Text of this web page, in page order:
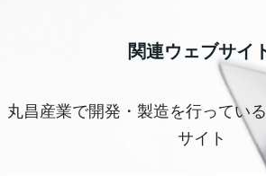
関連ウェブサイ
丸昌産業で開発・製造を行ってい
サイト